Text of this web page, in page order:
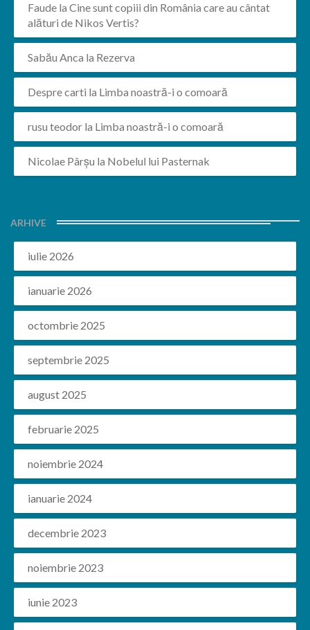
Faude la Cine sunt copiii din România care au cântat
alături de Nikos Vertis?
Sabău Anca la Rezerva
Despre carti la Limba noastră-i o comoară
rusu teodor la Limba noastră-i o comoară
Nicolae Pârșu la Nobelul lui Pasternak
ARHIVE
iulie 2026
ianuarie 2026
octombrie 2025
septembrie 2025
august 2025
februarie 2025
noiembrie 2024
ianuarie 2024
decembrie 2023
noiembrie 2023
iunie 2023